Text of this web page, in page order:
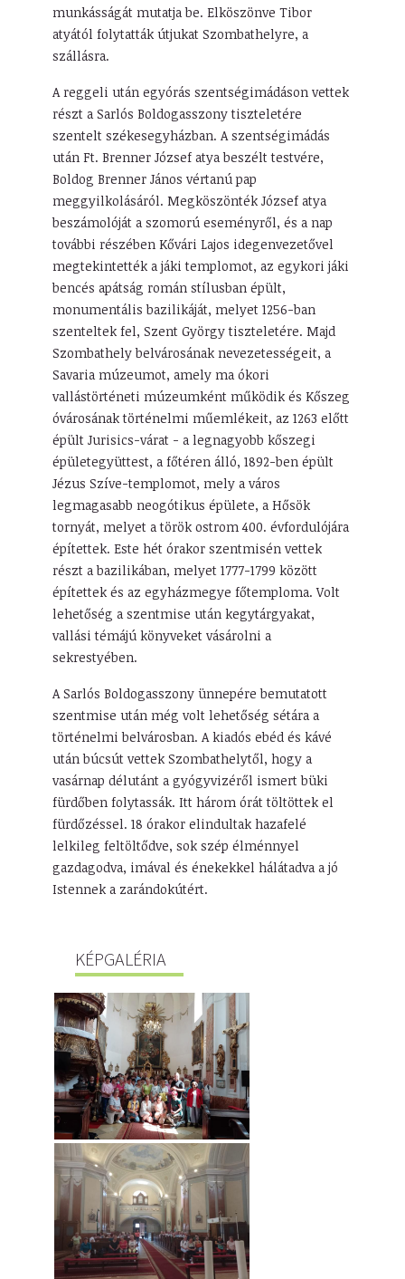
munkásságát mutatja be. Elköszönve Tibor
atyától folytatták útjukat Szombathelyre, a
szállásra.
A reggeli után egyórás szentségimádáson vettek
részt a Sarlós Boldogasszony tiszteletére
szentelt székesegyházban. A szentségimádás
után Ft. Brenner József atya beszélt testvére,
Boldog Brenner János vértanú pap
meggyilkolásáról. Megköszönték József atya
beszámolóját a szomorú eseményről, és a nap
további részében Kővári Lajos idegenvezetővel
megtekintették a jáki templomot, az egykori jáki
bencés apátság román stílusban épült,
monumentális bazilikáját, melyet 1256-ban
szenteltek fel, Szent György tiszteletére. Majd
Szombathely belvárosának nevezetességeit, a
Savaria múzeumot, amely ma ókori
vallástörténeti múzeumként működik és Kőszeg
óvárosának történelmi műemlékeit, az 1263 előtt
épült Jurisics-várat - a legnagyobb kőszegi
épületegyüttest, a főtéren álló, 1892-ben épült
Jézus Szíve-templomot, mely a város
legmagasabb neogótikus épülete, a Hősök
tornyát, melyet a török ostrom 400. évfordulójára
építettek. Este hét órakor szentmisén vettek
részt a bazilikában, melyet 1777-1799 között
építettek és az egyházmegye főtemploma. Volt
lehetőség a szentmise után kegytárgyakat,
vallási témájú könyveket vásárolni a
sekrestyében.
A Sarlós Boldogasszony ünnepére bemutatott
szentmise után még volt lehetőség sétára a
történelmi belvárosban. A kiadós ebéd és kávé
után búcsút vettek Szombathelytől, hogy a
vasárnap délutánt a gyógyvizéről ismert büki
fürdőben folytassák. Itt három órát töltöttek el
fürdőzéssel. 18 órakor elindultak hazafelé
lelkileg feltöltődve, sok szép élménnyel
gazdagodva, imával és énekekkel hálátadva a jó
Istennek a zarándokútért.
KÉPGALÉRIA